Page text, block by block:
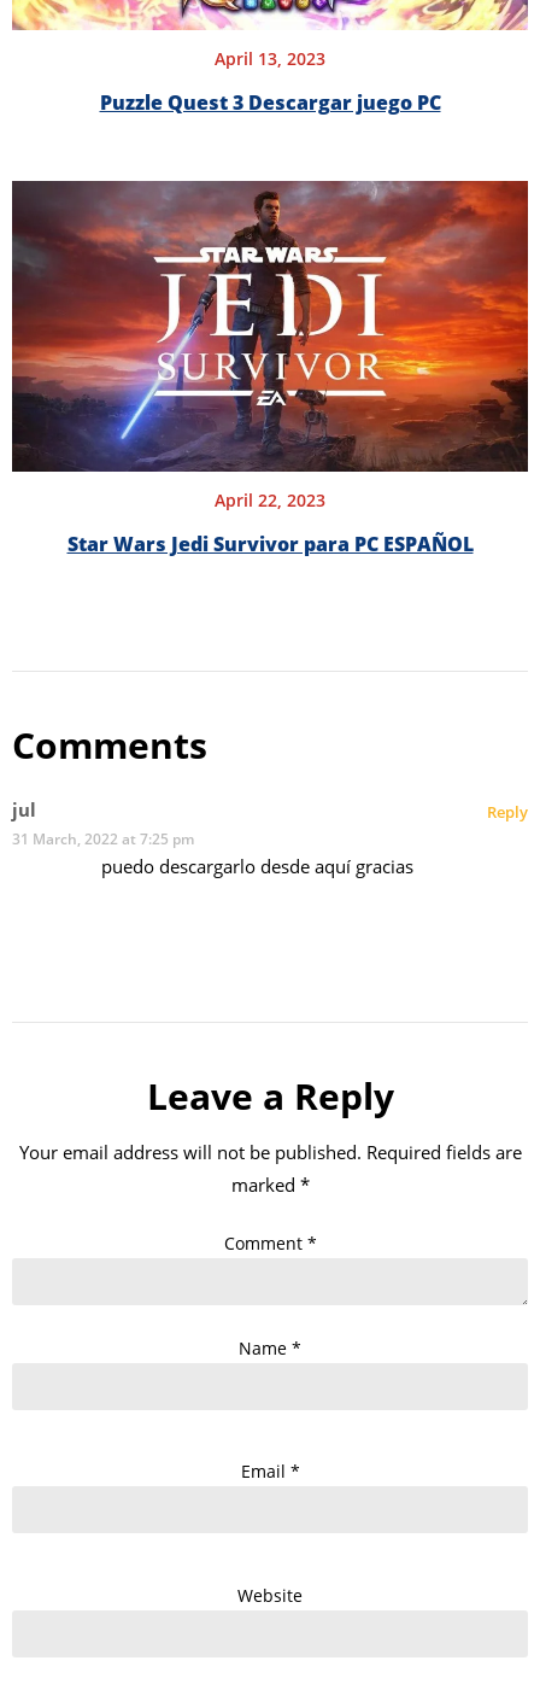
April 13, 2023
Puzzle Quest 3 Descargar juego PC
April 22, 2023
Star Wars Jedi Survivor para PC ESPAÑOL
Comments
jul
31 March, 2022 at 7:25 pm
puedo descargarlo desde aquí gracias
Reply
Leave a Reply
Your email address will not be published. Required fields are
marked *
Comment *
Name *
Email *
Website